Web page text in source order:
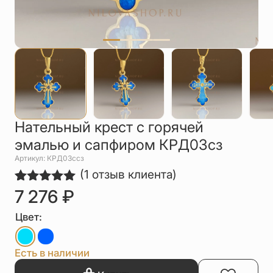
Цепи
Чётки
Шнурки на
Другое
Нательный крест с горячей
эмалью и сапфиром КРД03сз
Артикул: КРД03ссз
Рейтинг
5.00из 5
на основе
опроса
1
пользователя
(1 отзыв клиента)
7 276 ₽
Цвет:
Есть в наличии